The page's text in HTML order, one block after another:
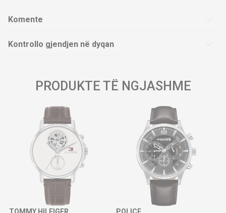
Komente
Kontrollo gjendjen në dyqan
PRODUKTE TË NGJASHME